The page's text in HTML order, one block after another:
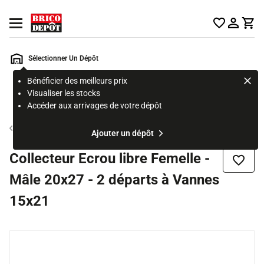
Ouvrir le menu
Sélectionner Un Dépôt
Bénéficier des meilleurs prix
Visualiser les stocks
Accéder aux arrivages de votre dépôt
Ajouter un dépôt
Rechercher
page
Accessoire d'alimentation
Collecteur Ecrou libre Femelle -
Mâle 20x27 - 2 départs à Vannes
15x21